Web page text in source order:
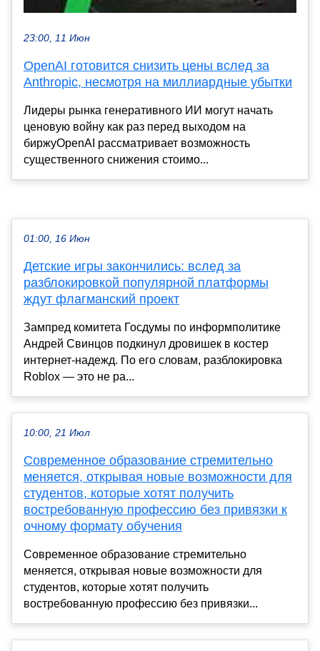
23:00, 11 Июн
OpenAI готовится снизить цены вслед за
Anthropic, несмотря на миллиардные убытки
Лидеры рынка генеративного ИИ могут начать
ценовую войну как раз перед выходом на
биржуOpenAI рассматривает возможность
существенного снижения стоимо...
01:00, 16 Июн
Детские игры закончились: вслед за
разблокировкой популярной платформы
ждут флагманский проект
Зампред комитета Госдумы по информполитике
Андрей Свинцов подкинул дровишек в костер
интернет-надежд. По его словам, разблокировка
Roblox — это не ра...
10:00, 21 Июл
Современное образование стремительно
меняется, открывая новые возможности для
студентов, которые хотят получить
востребованную профессию без привязки к
очному формату обучения
Современное образование стремительно
меняется, открывая новые возможности для
студентов, которые хотят получить
востребованную профессию без привязки...